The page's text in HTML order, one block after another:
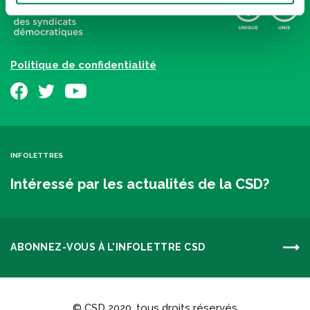
Politique de confidentialité
INFOLETTRES
Intéressé par les actualités de la CSD?
ABONNEZ-VOUS À L'INFOLETTRE CSD